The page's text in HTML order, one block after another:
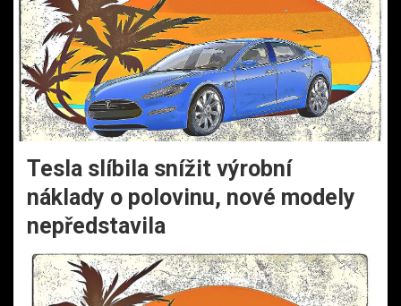
Tesla slíbila snížit výrobní
náklady o polovinu, nové modely
nepředstavila